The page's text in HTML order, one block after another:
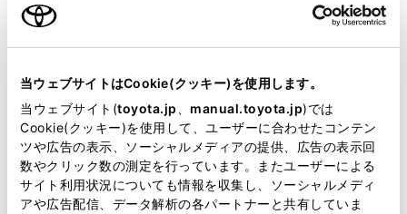
当ウェブサイトはCookie(クッキー)を使用します。
当ウェブサイト(toyota.jp manual.toyota.jp)では
Cookie(クッキー)を使用して、ユーザーに合わせたコンテン
ツや広告の表示、ソーシャルメディアの提供、広告の表示回
数やクリック数の測定を行っています。またユーザーによる
サイト利用状況についても情報を収集し、ソーシャルメディ
アや広告配信、データ解析の各パートナーと共有していま
任意 建物名
必須 ご希望の連絡方法
Eメール